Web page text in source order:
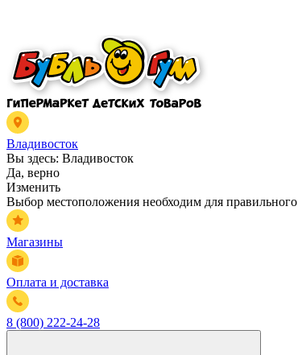
Владивосток
Вы здесь: Владивосток
Да, верно
Изменить
Выбор местоположения необходим для
Магазины
Оплата и доставка
8 (800) 222-24-28